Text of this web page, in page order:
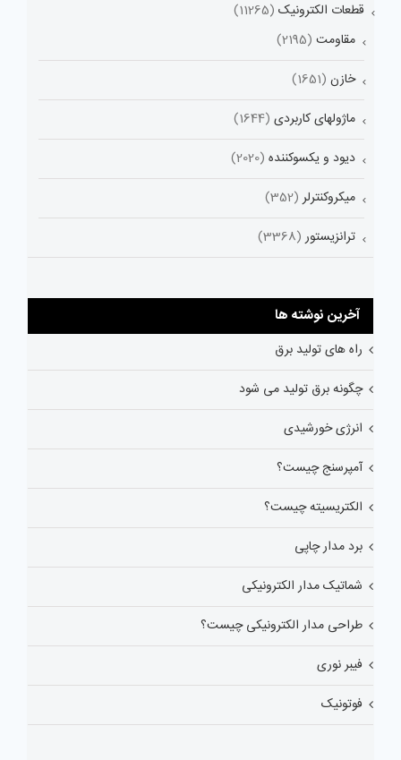
قطعات الکترونیک (11265)
مقاومت (2195)
خازن (1651)
ماژولهای کاربردی (1644)
دیود و یکسوکننده (2020)
میکروکنترلر (352)
ترانزیستور (3368)
آخرین نوشته ها
راه های تولید برق
چگونه برق تولید می شود
انرژی خورشیدی
آمپرسنج چیست؟
الکتریسیته چیست؟
برد مدار چاپی
شماتیک مدار الکترونیکی
طراحی مدار الکترونیکی چیست؟
فیبر نوری
فوتونیک